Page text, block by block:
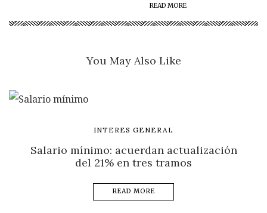
READ MORE
You May Also Like
INTERES GENERAL
Salario mínimo: acuerdan actualización
del 21% en tres tramos
READ MORE